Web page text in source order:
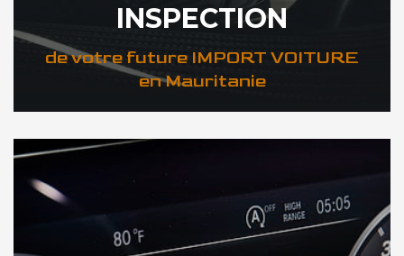
INSPECTION
de votre future IMPORT VOITURE
en Mauritanie
DÉCOUVREZ VOTRE INSPECTION AUTO en Mauritanie